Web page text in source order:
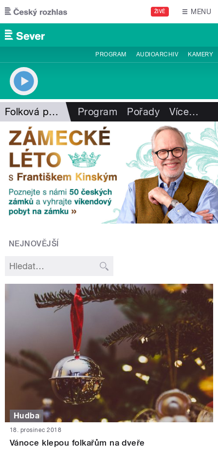
Přejít k hlavnímu obsahu
ŽIVĚ MENU
PROGRAM AUDIOARCHIV KAMERY
Folková pohlazení Program Pořady Více…
NEJNOVĚJŠÍ
Hudba
18. prosinec 2018
Vánoce klepou folkařům na dveře